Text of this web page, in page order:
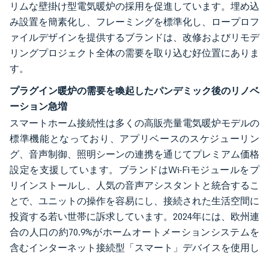
リムな壁掛け型電気暖炉の採用を促進しています。埋め込
み設置を簡素化し、フレーミングを標準化し、ロープロフ
ァイルデザインを提供するブランドは、改修およびリモデ
リングプロジェクト全体の需要を取り込む好位置にありま
す。
プラグイン暖炉の需要を喚起したパンデミック後のリノベ
ーション急増
スマートホーム接続性は多くの高販売量電気暖炉モデルの
標準機能となっており、アプリベースのスケジューリン
グ、音声制御、照明シーンの連携を通じてプレミアム価格
設定を支援しています。ブランドはWi-Fiモジュールをプ
リインストールし、人気の音声アシスタントと統合するこ
とで、ユニットの操作を容易にし、接続された生活空間に
投資する若い世帯に訴求しています。2024年には、欧州連
合の人口の約70.9%がホームオートメーションシステムを
含むインターネット接続型「スマート」デバイスを使用し